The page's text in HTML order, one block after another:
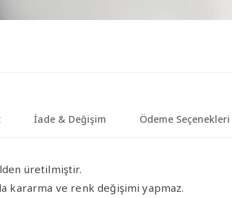
İade & Değişim Ödeme Seçenekleri
üretilmiştir.
kararma ve renk değişimi yapmaz.